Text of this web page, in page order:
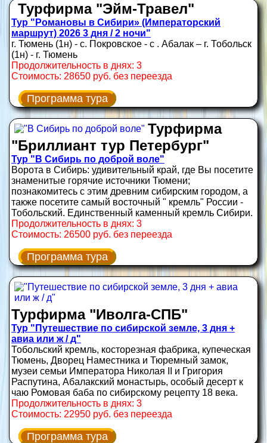
Турфирма "Эйм-Травел"
Тур "Романовы в Сибири» (Императорский
маршрут) 2026 3 дня / 2 ночи"
г. Тюмень (1н) - с. Покровское - с . Абалак – г. Тобольск
(1н) - г. Тюмень
Продолжительность в днях: 3
Стоимость: 28650 руб. без переезда
Программа тура
Турфирма
"Бриллиант тур Петербург"
Тур "В Сибирь по доброй воле"
Ворота в Сибирь: удивительный край, где Вы посетите
знаменитые горячие источники Тюмени;
познакомитесь с этим древним сибирским городом, а
также посетите самый восточный " кремль" России -
Тобольский. Единственный каменный кремль Сибири.
Продолжительность в днях: 3
Стоимость: 26500 руб. без переезда
Программа тура
Турфирма "Иволга-СПБ"
Тур "Путешествие по сибирской земле, 3 дня +
авиа или ж / д"
Тобольский кремль, косторезная фабрика, купеческая
Тюмень, Дворец Наместника и Тюремный замок,
музеи семьи Императора Николая II и Григория
Распутина, Абалакский монастырь, особый десерт к
чаю Ромовая баба по сибирскому рецепту 18 века.
Продолжительность в днях: 3
Стоимость: 22950 руб. без переезда
Программа тура